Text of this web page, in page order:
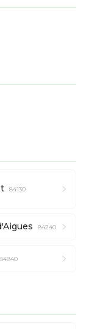
84130
84240
84840